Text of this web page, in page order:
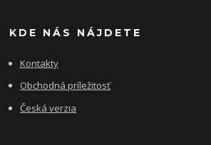
KDE NÁS NÁJDETE
Kontakty
Obchodná príležitosť
Česká verzia